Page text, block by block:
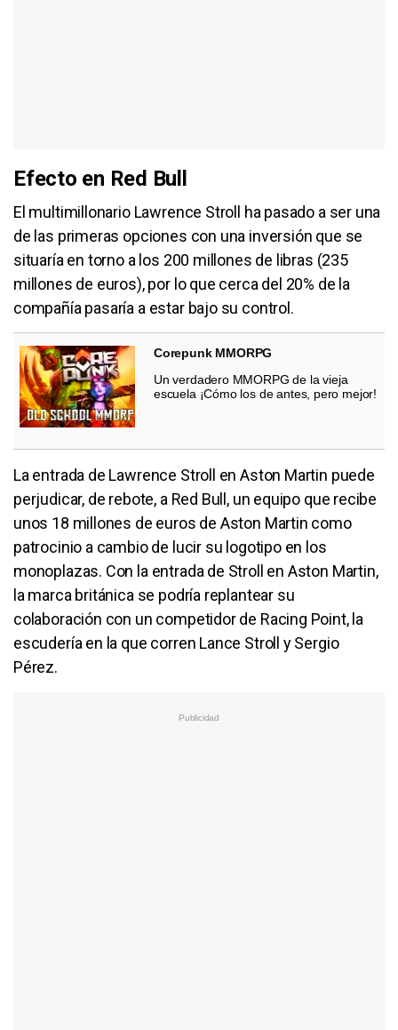
Efecto en Red Bull
El multimillonario Lawrence Stroll ha pasado a ser una
de las primeras opciones con una inversión que se
situaría en torno a los 200 millones de libras (235
millones de euros), por lo que cerca del 20% de la
compañía pasaría a estar bajo su control.
Corepunk MMORPG
Un verdadero MMORPG de la vieja
escuela ¡Cómo los de antes, pero mejor!
La entrada de Lawrence Stroll en Aston Martin puede
perjudicar, de rebote, a Red Bull, un equipo que recibe
unos 18 millones de euros de Aston Martin como
patrocinio a cambio de lucir su logotipo en los
monoplazas. Con la entrada de Stroll en Aston Martin,
la marca británica se podría replantear su
colaboración con un competidor de Racing Point, la
escudería en la que corren Lance Stroll y Sergio
Pérez.